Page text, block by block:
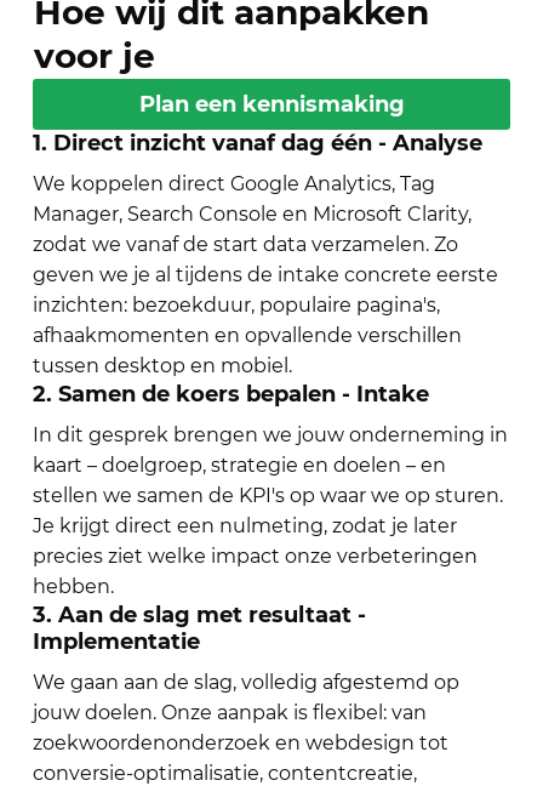
Hoe wij dit aanpakken
voor je
Plan een kennismaking
1. Direct inzicht vanaf dag één - Analyse
We koppelen direct Google Analytics, Tag
Manager, Search Console en Microsoft Clarity,
zodat we vanaf de start data verzamelen. Zo
geven we je al tijdens de intake concrete eerste
inzichten: bezoekduur, populaire pagina's,
afhaakmomenten en opvallende verschillen
tussen desktop en mobiel.
2. Samen de koers bepalen - Intake
In dit gesprek brengen we jouw onderneming in
kaart – doelgroep, strategie en doelen – en
stellen we samen de KPI's op waar we op sturen.
Je krijgt direct een nulmeting, zodat je later
precies ziet welke impact onze verbeteringen
hebben.
3. Aan de slag met resultaat -
Implementatie
We gaan aan de slag, volledig afgestemd op
jouw doelen. Onze aanpak is flexibel: van
zoekwoordenonderzoek en webdesign tot
conversie-optimalisatie, contentcreatie,